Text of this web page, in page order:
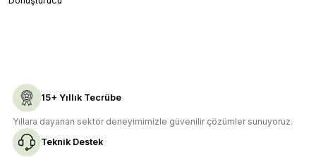
15+ Yıllık Tecrübe
Yıllara dayanan sektör deneyimimizle güvenilir çözümler sunuyoruz.
Teknik Destek